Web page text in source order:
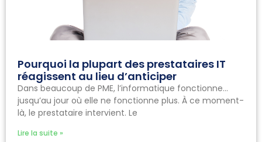
Pourquoi la plupart des prestataires IT
réagissent au lieu d’anticiper
Dans beaucoup de PME, l’informatique fonctionne…
jusqu’au jour où elle ne fonctionne plus. À ce moment-
là, le prestataire intervient. Le
Lire la suite »